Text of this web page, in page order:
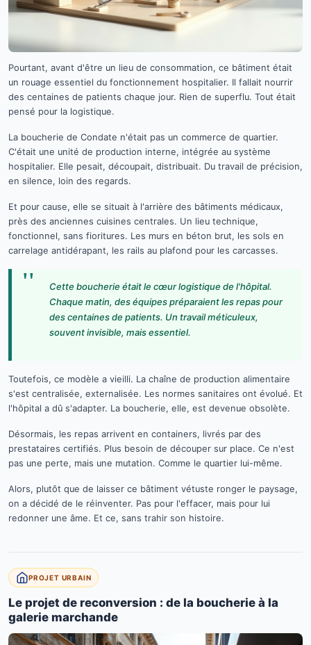
Pourtant, avant d'être un lieu de consommation, ce bâtiment était
un rouage essentiel du fonctionnement hospitalier. Il fallait nourrir
des centaines de patients chaque jour. Rien de superflu. Tout était
pensé pour la logistique.
La boucherie de Condate n'était pas un commerce de quartier.
C'était une unité de production interne, intégrée au système
hospitalier. Elle pesait, découpait, distribuait. Du travail de précision,
en silence, loin des regards.
Et pour cause, elle se situait à l'arrière des bâtiments médicaux,
près des anciennes cuisines centrales. Un lieu technique,
fonctionnel, sans fioritures. Les murs en béton brut, les sols en
carrelage antidérapant, les rails au plafond pour les carcasses.
"
Cette boucherie était le cœur logistique de l'hôpital.
Chaque matin, des équipes préparaient les repas pour
des centaines de patients. Un travail méticuleux,
souvent invisible, mais essentiel.
Toutefois, ce modèle a vieilli. La chaîne de production alimentaire
s'est centralisée, externalisée. Les normes sanitaires ont évolué. Et
l'hôpital a dû s'adapter. La boucherie, elle, est devenue obsolète.
Désormais, les repas arrivent en containers, livrés par des
prestataires certifiés. Plus besoin de découper sur place. Ce n'est
pas une perte, mais une mutation. Comme le quartier lui-même.
Alors, plutôt que de laisser ce bâtiment vétuste ronger le paysage,
on a décidé de le réinventer. Pas pour l'effacer, mais pour lui
redonner une âme. Et ce, sans trahir son histoire.
PROJET URBAIN
Le projet de reconversion : de la boucherie à la
galerie marchande